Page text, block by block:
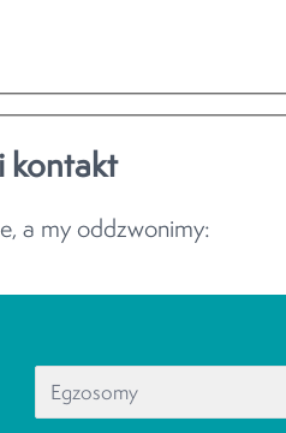
kontakt
a my oddzwonimy: